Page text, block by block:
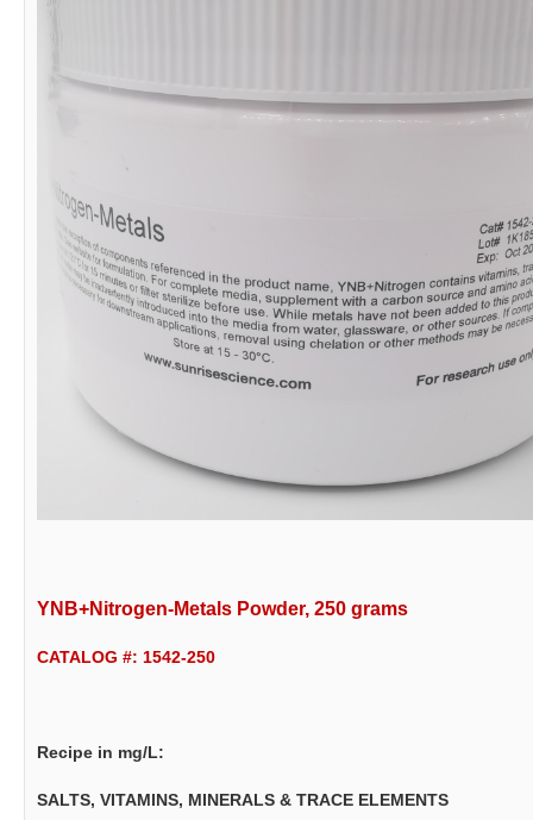
YNB+Nitrogen-Metals Powder, 250 grams
CATALOG #: 1542-250
Recipe in mg/L:
SALTS, VITAMINS, MINERALS & TRACE ELEMENTS